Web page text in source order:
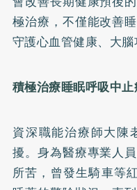
極治療，不僅能改善
守護心血管健康、大腦
積極治療睡眠呼吸中
資深職能治療師大陳
擾。身為醫療專業人
所苦，曾發生騎車等